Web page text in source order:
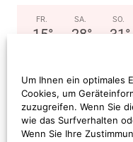
Um Ihnen ein optimales
Cookies, um
zuzugreifen. Wenn Sie
wie das Surfverhalten
Wenn Sie Ihre
FR.
15°
SA.
28°
SO.
31°